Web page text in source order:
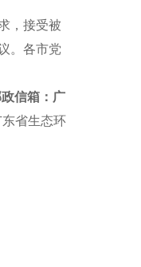
，接受被
。各市党
信箱： 广
东省生态环